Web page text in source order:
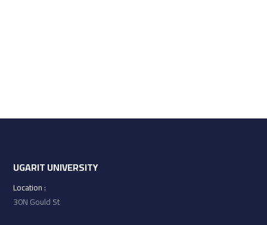
UGARIT UNIVERSITY
: Location
30N Gould St